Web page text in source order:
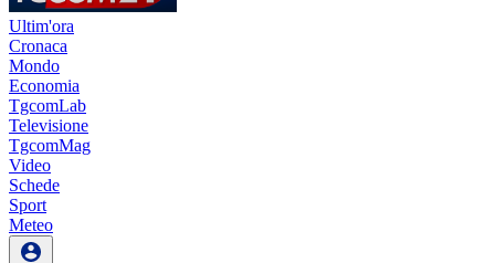
Ultim'ora
Cronaca
Mondo
Economia
TgcomLab
Televisione
TgcomMag
Video
Schede
Sport
Meteo